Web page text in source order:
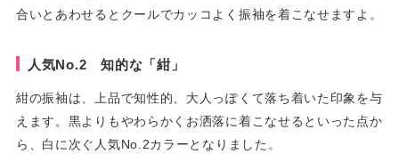
合いとあわせるとクールでカッコよく振袖を着こなせますよ。
人気No.2 知的な「紺」
紺の振袖は、上品で知性的、大人っぽくて落ち着いた印象を与
えます。黒よりもやわらかくお洒落に着こなせるといった点か
ら、白に次ぐ人気No.2カラーとなりました。